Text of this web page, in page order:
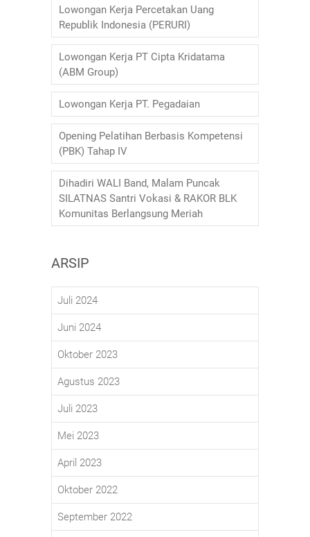
Lowongan Kerja Percetakan Uang
Republik Indonesia (PERURI)
Lowongan Kerja PT Cipta Kridatama
(ABM Group)
Lowongan Kerja PT. Pegadaian
Opening Pelatihan Berbasis Kompetensi
(PBK) Tahap IV
Dihadiri WALI Band, Malam Puncak
SILATNAS Santri Vokasi & RAKOR BLK
Komunitas Berlangsung Meriah
ARSIP
Juli 2024
Juni 2024
Oktober 2023
Agustus 2023
Juli 2023
Mei 2023
April 2023
Oktober 2022
September 2022